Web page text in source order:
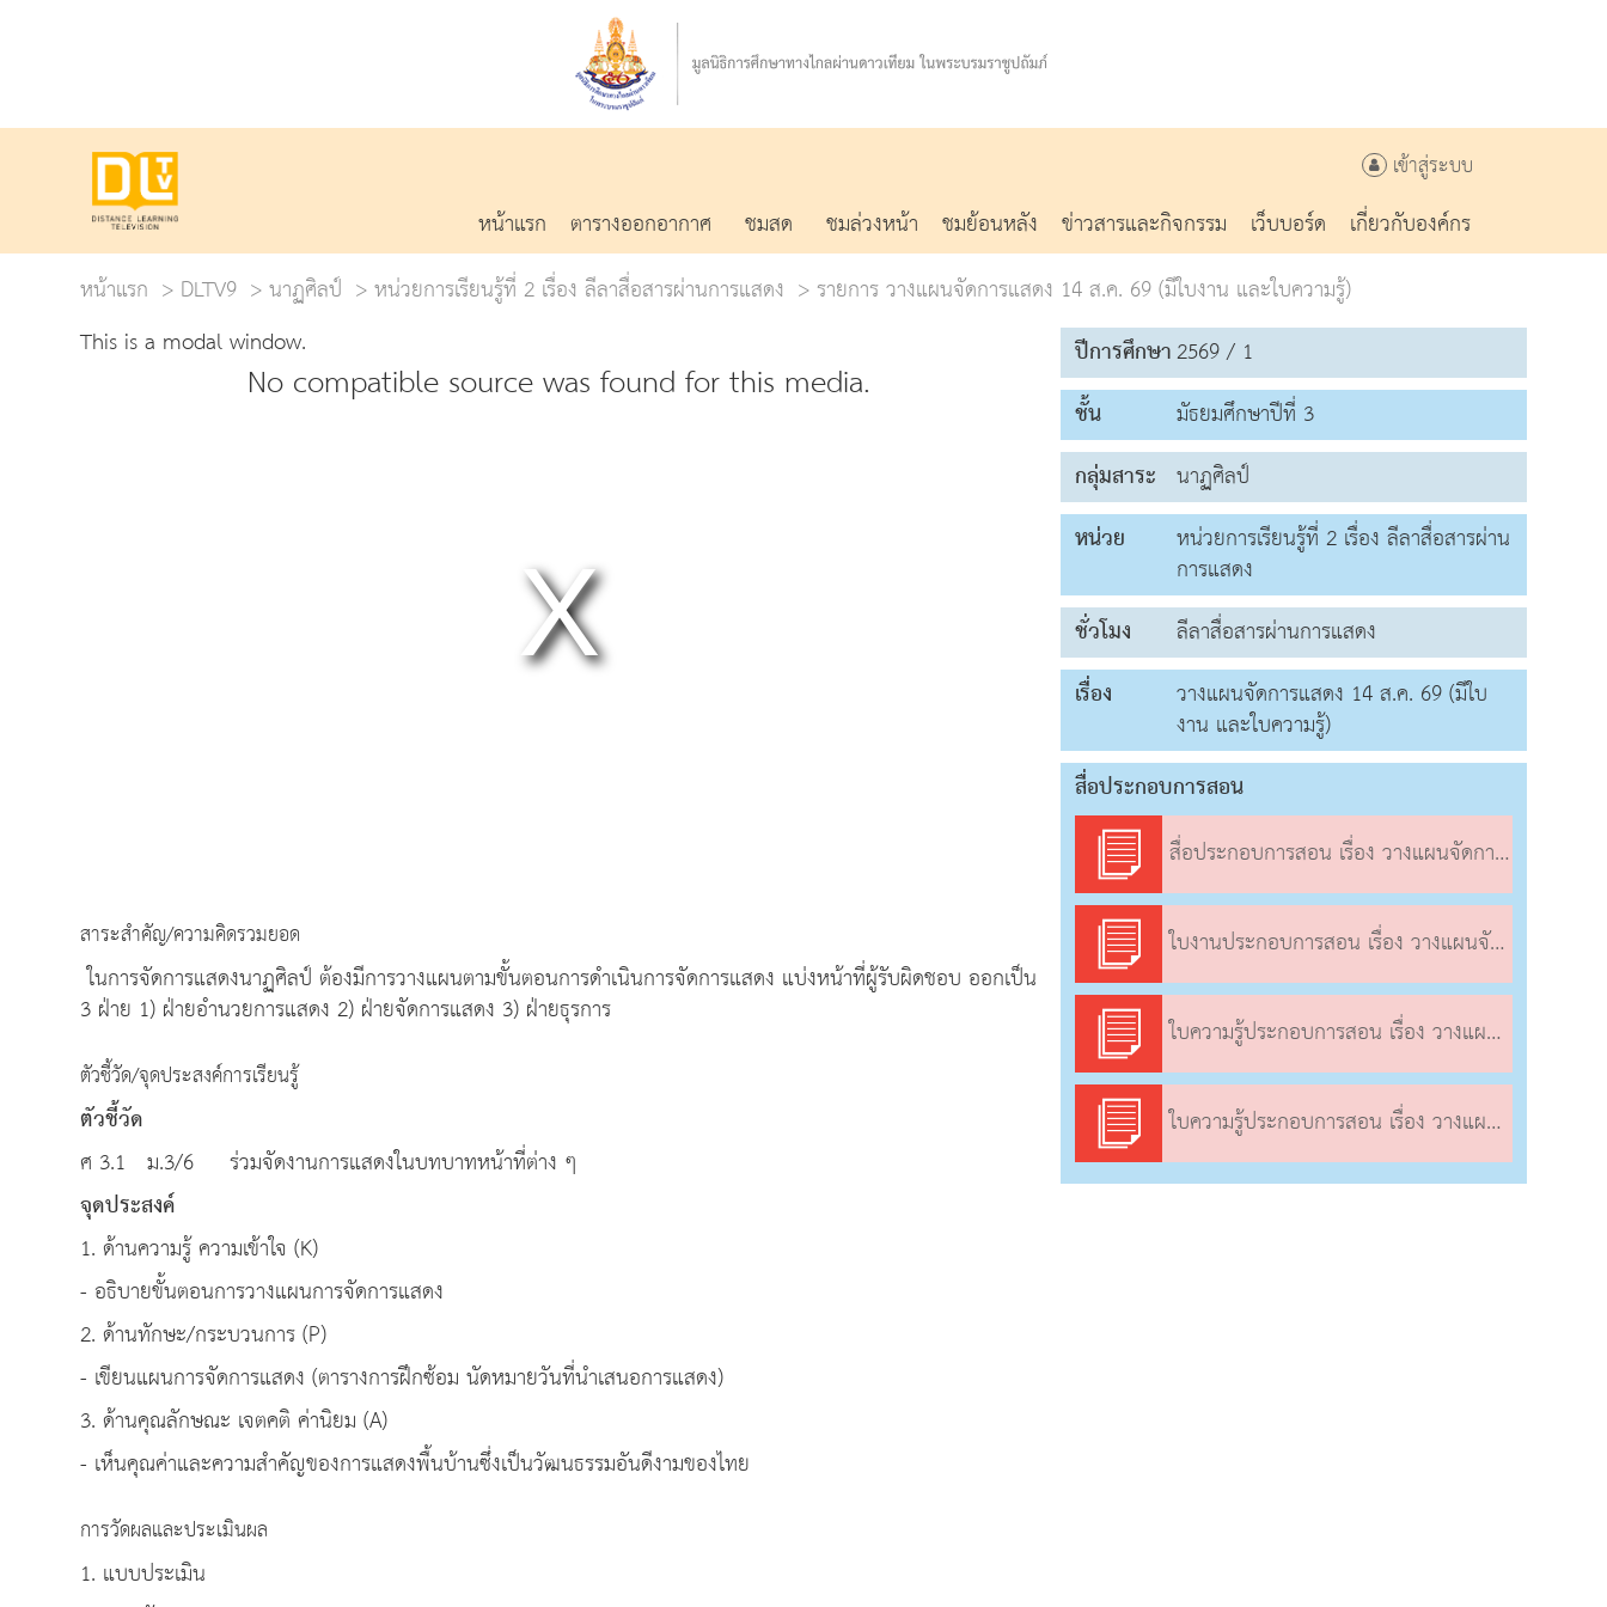
เข้าสู่ระบบ
หน้าแรก ตารางออกอากาศ ชมสด ชมล่วงหน้า ชมย้อนหลัง ข่าวสารและกิจกรรม เว็บบอร์ด
เกี่ยวกับองค์กร
หน้าแรก
DLTV9 นาฏศิลป์ หน่วยการเรียนรู้ที่ 2 เรื่อง ลีลาสื่อสารผ่านการแสดง
รายการ วางแผนจัดการแสดง 14 ส.ค. 69 (มีใบงาน และใบความรู้)
This is a modal window.
No compatible source was found for this media.
สาระสำคัญ/ความคิดรวมยอด
ในการจัดการแสดงนาฏศิลป์ ต้องมีการวางแผนตามขั้นตอนการดำเนินการจัดการแสดง แบ่งหน้าที่ผู้รับผิดชอบ ออกเป็น
3 ฝ่าย 1) ฝ่ายอำนวยการแสดง 2) ฝ่ายจัดการแสดง 3) ฝ่ายธุรการ
ตัวชี้วัด/จุดประสงค์การเรียนรู้
ตัวชี้วัด
ศ 3.1 ม.3/6 ร่วมจัดงานการแสดงในบทบาทหน้าที่ต่าง ๆ
จุดประสงค์
1. ด้านความรู้ ความเข้าใจ (K)
- อธิบายขั้นตอนการวางแผนการจัดการแสดง
2. ด้านทักษะ/กระบวนการ (P)
- เขียนแผนการจัดการแสดง (ตารางการฝึกซ้อม นัดหมายวันที่นำเสนอการแสดง)
3. ด้านคุณลักษณะ เจตคติ ค่านิยม (A)
- เห็นคุณค่าและความสำคัญของการแสดงพื้นบ้านซึ่งเป็นวัฒนธรรมอันดีงามของไทย
การวัดผลและประเมินผล
1. แบบประเมิน
ปีการศึกษา2569 / 1
ชั้น
มัธยมศึกษาปีที่ 3
กลุ่มสาระ นาฏศิลป์
หน่วย
หน่วยการเรียนรู้ที่ 2 เรื่อง ลีลาสื่อสารผ่าน
การแสดง
ชั่วโมง
ลีลาสื่อสารผ่านการแสดง
เรื่อง
วางแผนจัดการแสดง 14 ส.ค. 69 (มีใบ
งาน และใบความรู้)
สื่อประกอบการสอน
สื่อประกอบการสอน เรื่อง วางแผนจัดการแสดง
ใบงานประกอบการสอน เรื่อง วางแผนจัดการแสดง
ใบความรู้ประกอบการสอน เรื่อง วางแผนจัดการแสดง
ใบความรู้ประกอบการสอน เรื่อง วางแผนจัดการแสดง